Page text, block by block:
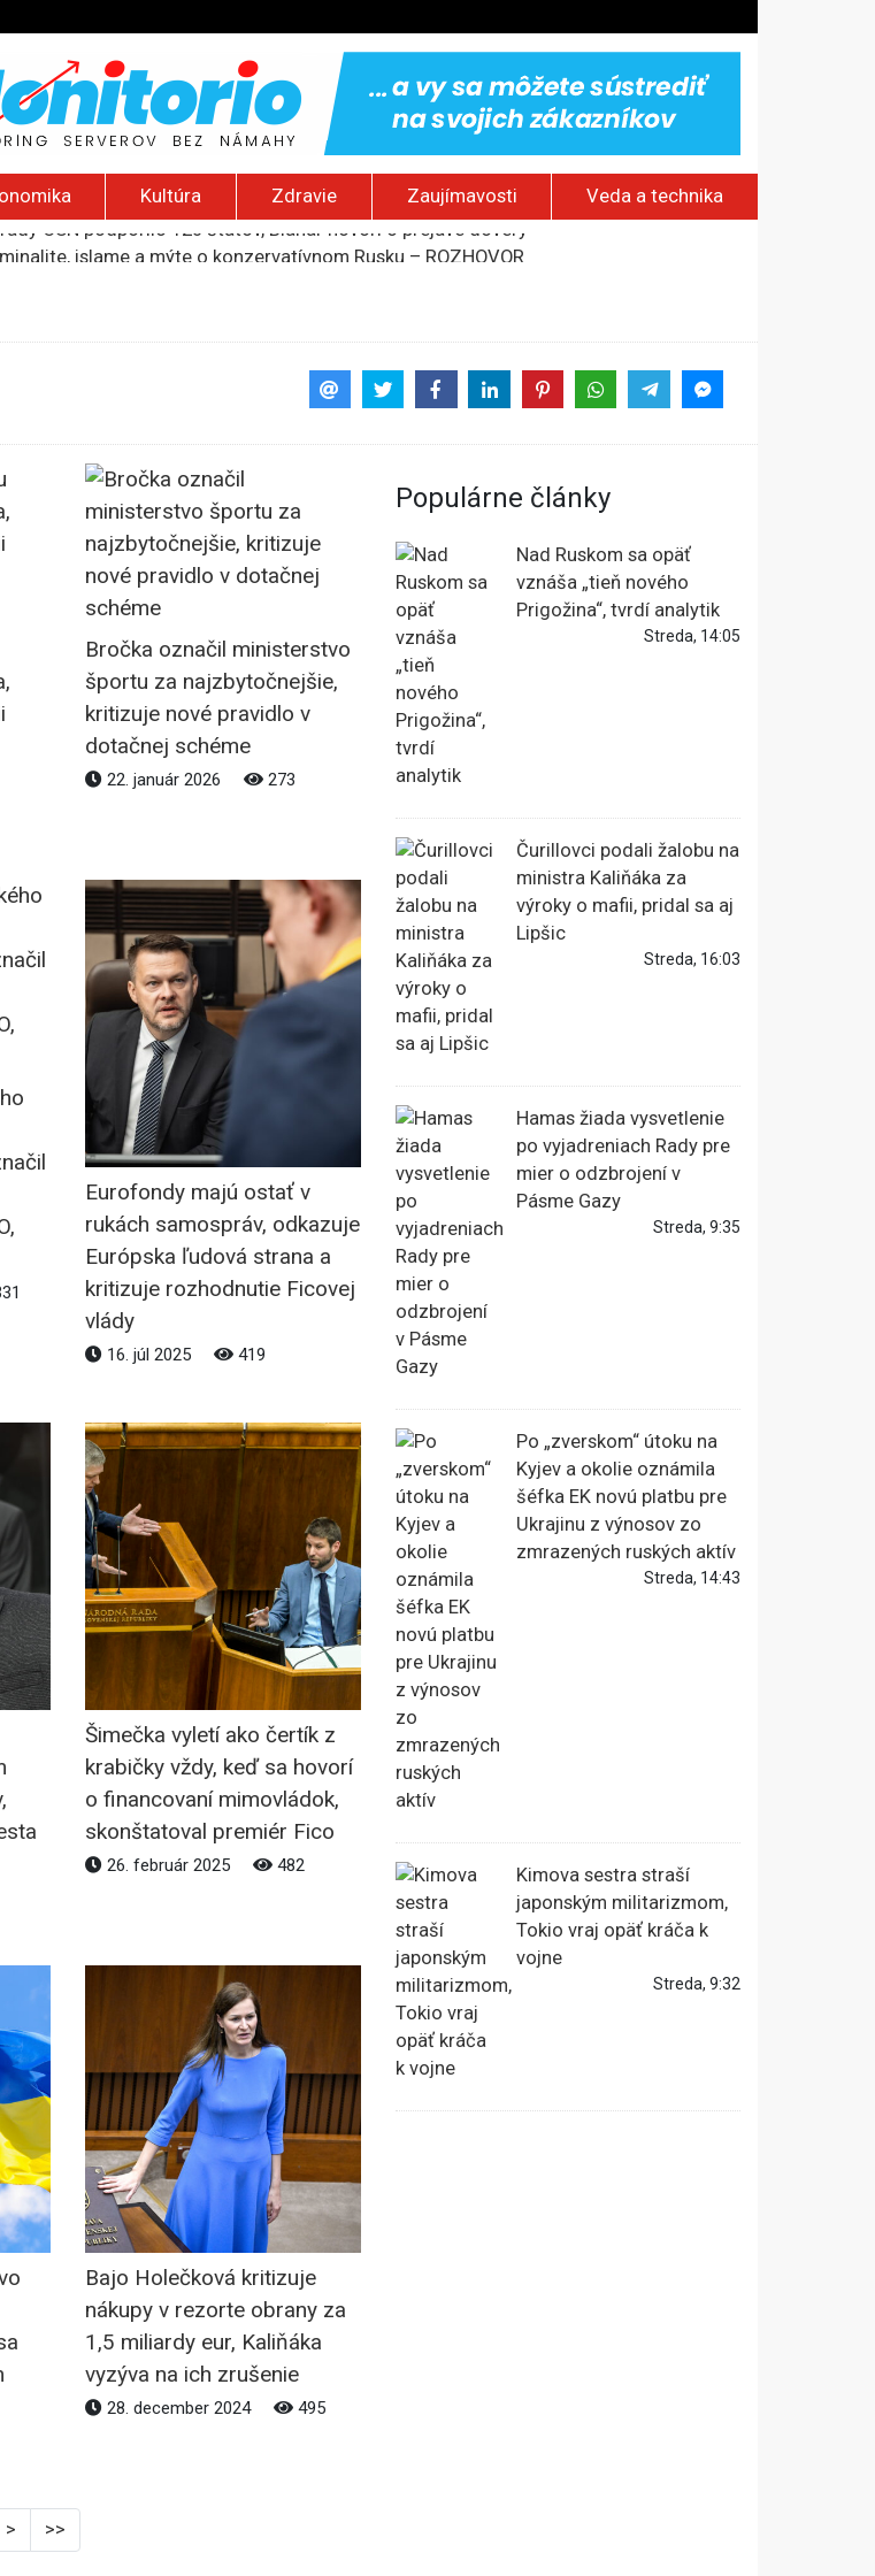
Kultúra Zdravie Zaujímavosti Veda a technika
islame a mýte o konzervatívnom Rusku – ROZHOVOR
Bročka označil ministerstvo
športu za najzbytočnejšie,
kritizuje nové pravidlo v
dotačnej schéme
22. január 2026 273
Eurofondy majú ostať v
rukách samospráv, odkazuje
Európska ľudová strana a
kritizuje rozhodnutie Ficovej
vlády
16. júl 2025 419
Šimečka vyletí ako čertík z
krabičky vždy, keď sa hovorí
o financovaní mimovládok,
skonštatoval premiér Fico
26. február 2025 482
Bajo Holečková kritizuje
nákupy v rezorte obrany za
1,5 miliardy eur, Kaliňáka
vyzýva na ich zrušenie
28. december 2024 495
> >>
Populárne články
Nad Ruskom sa opäť
vznáša „tieň nového
Prigožina“, tvrdí analytik
Streda, 14:05
Čurillovci podali žalobu na
ministra Kaliňáka za
výroky o mafii, pridal sa aj
Lipšic
Streda, 16:03
Hamas žiada vysvetlenie
po vyjadreniach Rady pre
mier o odzbrojení v
Pásme Gazy
Streda, 9:35
Po „zverskom“ útoku na
Kyjev a okolie oznámila
šéfka EK novú platbu pre
Ukrajinu z výnosov zo
zmrazených ruských aktív
Streda, 14:43
Kimova sestra straší
japonským militarizmom,
Tokio vraj opäť kráča k
vojne
Streda, 9:32